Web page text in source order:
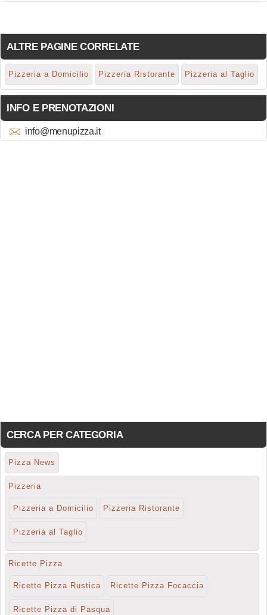
ALTRE PAGINE CORRELATE
Pizzeria a Domicilio Pizzeria Ristorante Pizzeria al Taglio
INFO E PRENOTAZIONI
info@menupizza.it
CERCA PER CATEGORIA
Pizza News
Pizzeria
Pizzeria a Domicilio Pizzeria Ristorante
Pizzeria al Taglio
Ricette Pizza
Ricette Pizza Rustica Ricette Pizza Focaccia
Ricette Pizza di Pasqua